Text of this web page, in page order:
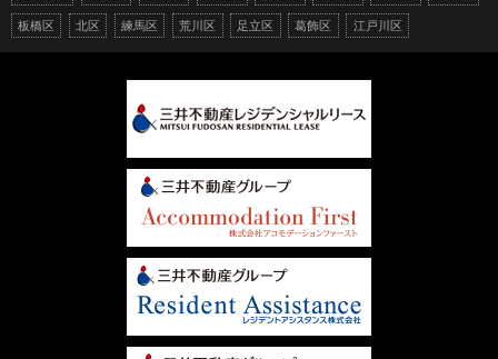
板橋区 北区 練馬区 荒川区 足立区 葛飾区 江戸川区